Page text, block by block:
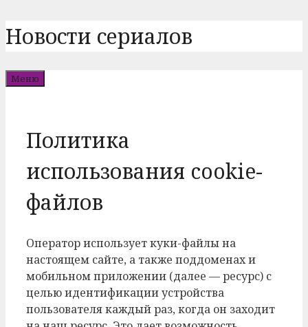
Перейти
к
Новости сериалов
Меню
Политика
использования cookie-
файлов
Оператор использует куки-файлы на
настоящем сайте, а также поддоменах и
мобильном приложении (далее — ресурс) с
целью идентификации устройства
пользователя каждый раз, когда он заходит